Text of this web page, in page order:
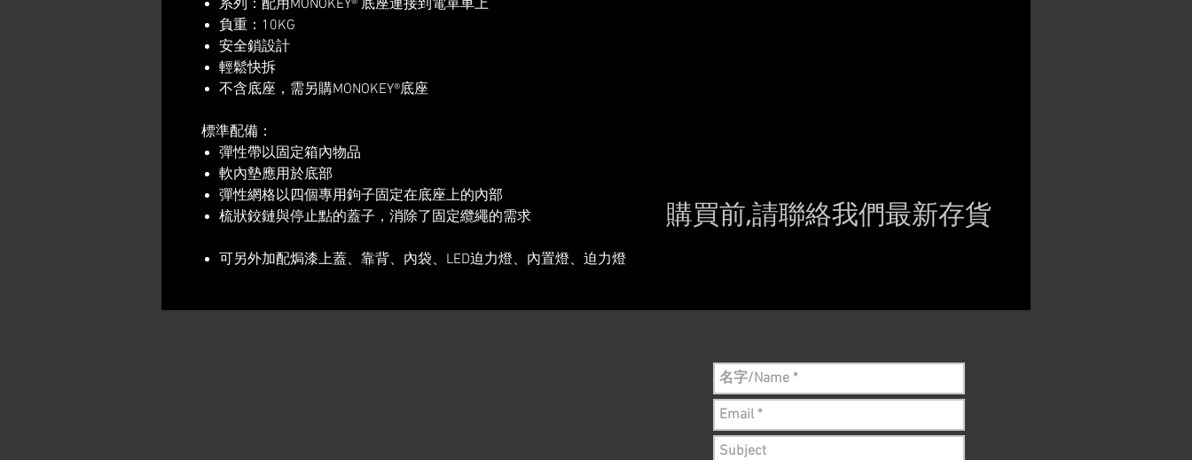
系列：配用MONOKEY® 底座連接到電單車上
負重：10KG
​安全鎖設計
​輕鬆快拆
​不含底座，需另購MONOKEY®底座
標準配備：
彈性帶以固定箱內物品
軟內墊應用於底部
彈性網格以四個專用鉤子固定在底座上的內部
梳狀鉸鏈與停止點的蓋子，消除了固定纜繩的需求
可另外加配焗漆上蓋、靠背、內袋、LED迫力燈、內置燈、迫力燈
購買前,請聯絡我們最新存貨